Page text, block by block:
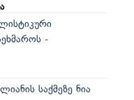
-
საქმეზე ნია